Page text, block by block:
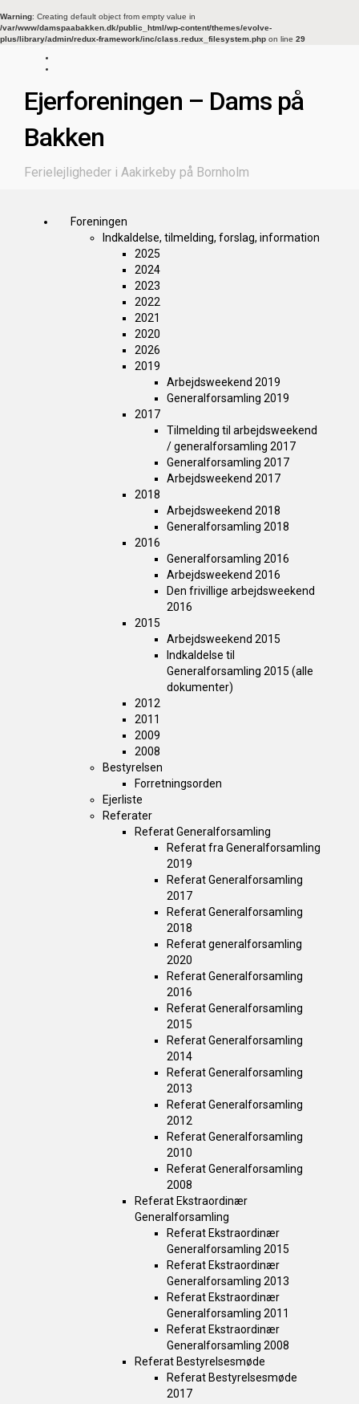
Warning: Creating default object from empty value in
/var/www/damspaabakken.dk/public_html/wp-content/themes/evolve-
plus/library/admin/redux-framework/inc/class.redux_filesystem.php on line 29
Ejerforeningen – Dams på
Bakken
Ferielejligheder i Aakirkeby på Bornholm
Foreningen
Indkaldelse, tilmelding, forslag, information
2025
2024
2023
2022
2021
2020
2026
2019
Arbejdsweekend 2019
Generalforsamling 2019
2017
Tilmelding til arbejdsweekend
/ generalforsamling 2017
Generalforsamling 2017
Arbejdsweekend 2017
2018
Arbejdsweekend 2018
Generalforsamling 2018
2016
Generalforsamling 2016
Arbejdsweekend 2016
Den frivillige arbejdsweekend
2016
2015
Arbejdsweekend 2015
Indkaldelse til
Generalforsamling 2015 (alle
dokumenter)
2012
2011
2009
2008
Bestyrelsen
Forretningsorden
Ejerliste
Referater
Referat Generalforsamling
Referat fra Generalforsamling
2019
Referat Generalforsamling
2017
Referat Generalforsamling
2018
Referat generalforsamling
2020
Referat Generalforsamling
2016
Referat Generalforsamling
2015
Referat Generalforsamling
2014
Referat Generalforsamling
2013
Referat Generalforsamling
2012
Referat Generalforsamling
2010
Referat Generalforsamling
2008
Referat Ekstraordinær
Generalforsamling
Referat Ekstraordinær
Generalforsamling 2015
Referat Ekstraordinær
Generalforsamling 2013
Referat Ekstraordinær
Generalforsamling 2011
Referat Ekstraordinær
Generalforsamling 2008
Referat Bestyrelsesmøde
Referat Bestyrelsesmøde
2017